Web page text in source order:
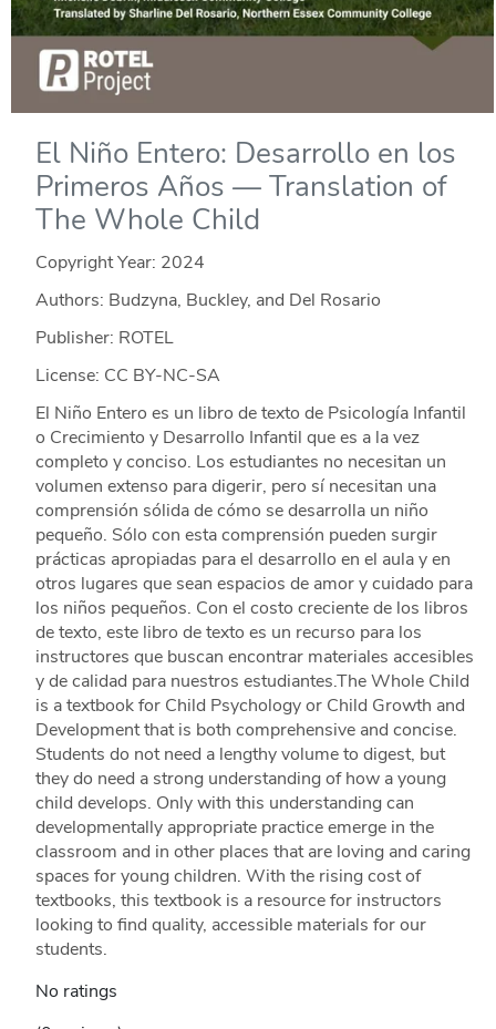
El Niño Entero: Desarrollo en los
Primeros Años — Translation of
The Whole Child
Copyright Year: 2024
Authors: Budzyna, Buckley, and Del Rosario
Publisher: ROTEL
License: CC BY-NC-SA
El Niño Entero es un libro de texto de Psicología Infantil
o Crecimiento y Desarrollo Infantil que es a la vez
completo y conciso. Los estudiantes no necesitan un
volumen extenso para digerir, pero sí necesitan una
comprensión sólida de cómo se desarrolla un niño
pequeño. Sólo con esta comprensión pueden surgir
prácticas apropiadas para el desarrollo en el aula y en
otros lugares que sean espacios de amor y cuidado para
los niños pequeños. Con el costo creciente de los libros
de texto, este libro de texto es un recurso para los
instructores que buscan encontrar materiales accesibles
y de calidad para nuestros estudiantes.The Whole Child
is a textbook for Child Psychology or Child Growth and
Development that is both comprehensive and concise.
Students do not need a lengthy volume to digest, but
they do need a strong understanding of how a young
child develops. Only with this understanding can
developmentally appropriate practice emerge in the
classroom and in other places that are loving and caring
spaces for young children. With the rising cost of
textbooks, this textbook is a resource for instructors
looking to find quality, accessible materials for our
students.
No ratings